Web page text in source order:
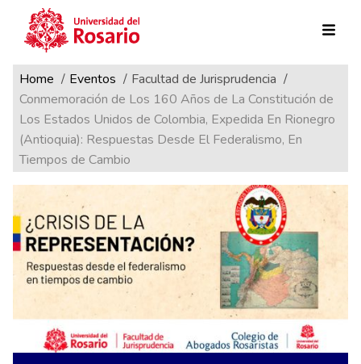
Pasar al contenido principal
Ruta de navegación
Home Eventos
Facultad de Jurisprudencia
Conmemoración de Los 160 Años de La Constitución de
Los Estados Unidos de Colombia, Expedida En Rionegro
(Antioquia): Respuestas Desde El Federalismo, En
Tiempos de Cambio